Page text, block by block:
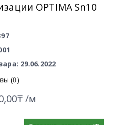
OPTIMA Sn10
29.06.2022
(0)
/м